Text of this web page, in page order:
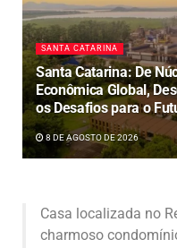
SANTA CATARINA
Santa Catarina: De
Econômica Global,
os Desafios para o
8 DE AGOSTO DE 2026
Casa localizada no
charmoso